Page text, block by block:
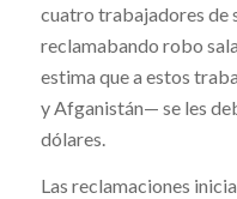
cuatro trabajadores de
reclamabando robo
estima que a estos
y Afganistán— se les
dólares.
Las reclamaciones